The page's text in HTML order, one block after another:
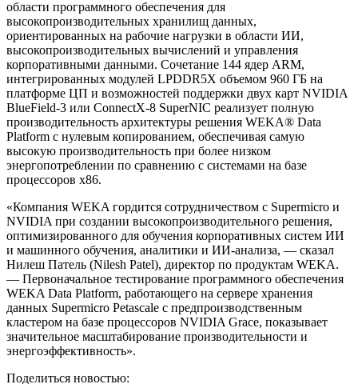
области программного обеспечения для
высокопроизводительных хранилищ данных,
ориентированных на рабочие нагрузки в области ИИ,
высокопроизводительных вычислений и управления
корпоративными данными. Сочетание 144 ядер ARM,
интегрированных модулей LPDDR5X объемом 960 ГБ на
платформе ЦП и возможностей поддержки двух карт NVIDIA
BlueField-3 или ConnectX-8 SuperNIC реализует полную
производительность архитектуры решения WEKA® Data
Platform с нулевым копированием, обеспечивая самую
высокую производительность при более низком
энергопотреблении по сравнению с системами на базе
процессоров x86.
«Компания WEKA гордится сотрудничеством с Supermicro и
NVIDIA при создании высокопроизводительного решения,
оптимизированного для обучения корпоративных систем ИИ
и машинного обучения, аналитики и ИИ-анализа, — сказал
Нилеш Патель (Nilesh Patel), директор по продуктам WEKA.
— Первоначальное тестирование программного обеспечения
WEKA Data Platform, работающего на сервере хранения
данных Supermicro Petascale с предпроизводственным
кластером на базе процессоров NVIDIA Grace, показывает
значительное масштабирование производительности и
энергоэффективность».
Поделиться новостью: